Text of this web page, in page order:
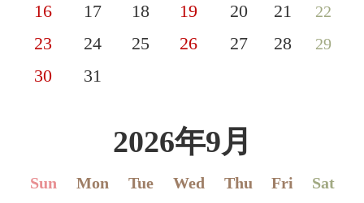
16 17 18 19 20 21 22
23 24 25 26 27 28 29
30 31
2026年9月
Sun Mon Tue Wed Thu Fri Sat